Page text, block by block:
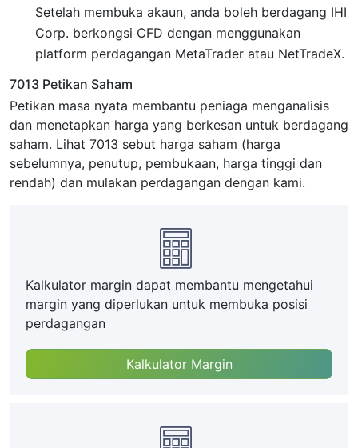
Setelah membuka akaun, anda boleh berdagang IHI
Corp. berkongsi CFD dengan menggunakan
platform perdagangan MetaTrader atau NetTradeX.
7013 Petikan Saham
Petikan masa nyata membantu peniaga menganalisis
dan menetapkan harga yang berkesan untuk berdagang
saham. Lihat 7013 sebut harga saham (harga
sebelumnya, penutup, pembukaan, harga tinggi dan
rendah) dan mulakan perdagangan dengan kami.
Kalkulator margin dapat membantu mengetahui
margin yang diperlukan untuk membuka posisi
perdagangan
Kalkulator Margin